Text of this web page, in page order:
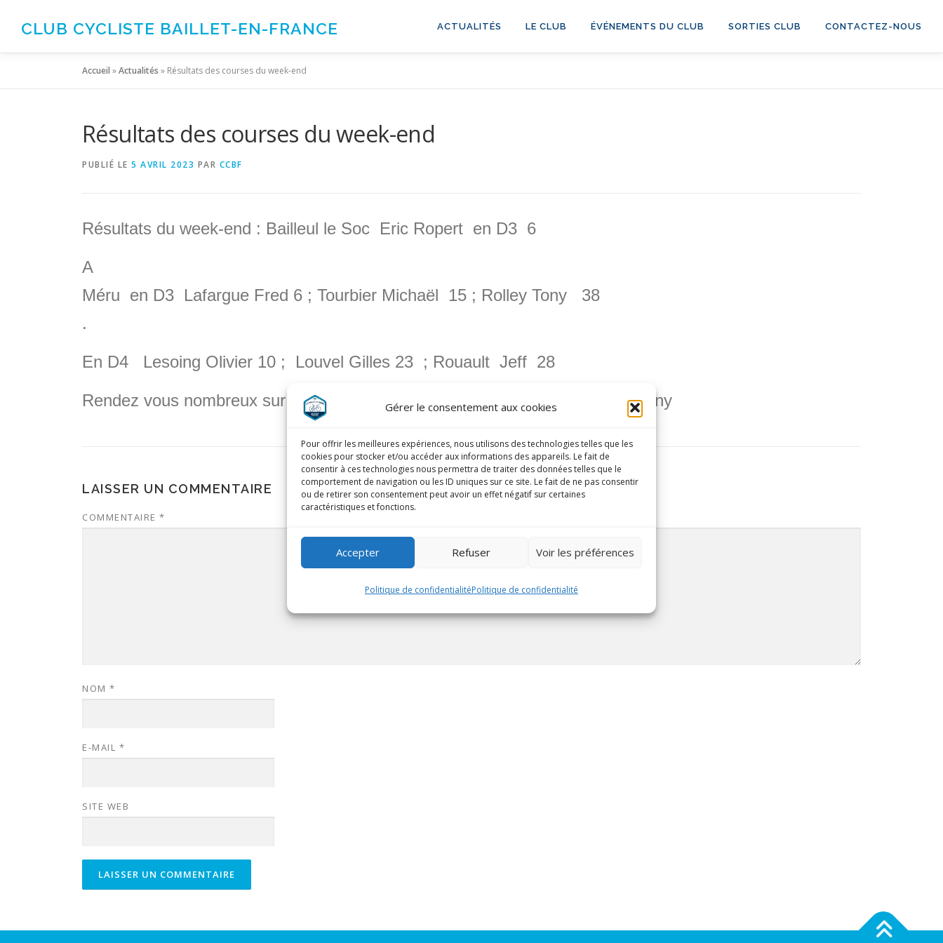
Gérer le consentement aux cookies
Pour offrir les meilleures expériences, nous utilisons des technologies telles que les
cookies pour stocker et/ou accéder aux informations des appareils. Le fait de
consentir à ces technologies nous permettra de traiter des données telles que le
comportement de navigation ou les ID uniques sur ce site. Le fait de ne pas consentir
ou de retirer son consentement peut avoir un effet négatif sur certaines
caractéristiques et fonctions.
Accepter Refuser Voir les préférences
Politique de confidentialitéPolitique de confidentialité
CLUB CYCLISTE BAILLET-EN-FRANCE ACTUALITÉS LE CLUB ÉVÉNEMENTS DU CLUB SORTIES CLUB CONTACTEZ-NOUS
Accueil »Actualités » Résultats des courses du week-end
Résultats des courses du week-end
PUBLIÉ LE 5 AVRIL 2023 PAR CCBF
Résultats du week-end : Bailleul le Soc Eric Ropert en D3 6
A
Méru en D3 Lafargue Fred 6 ; Tourbier Michaël 15 ; Rolley Tony 38
.
En D4 Lesoing Olivier 10 ; Louvel Gilles 23 ; Rouault Jeff 28
Rendez vous nombreux sur la première course ufolep du Val D’Oise à Bercagny
LAISSER UN COMMENTAIRE
COMMENTAIRE *
NOM *
E-MAIL *
SITE WEB